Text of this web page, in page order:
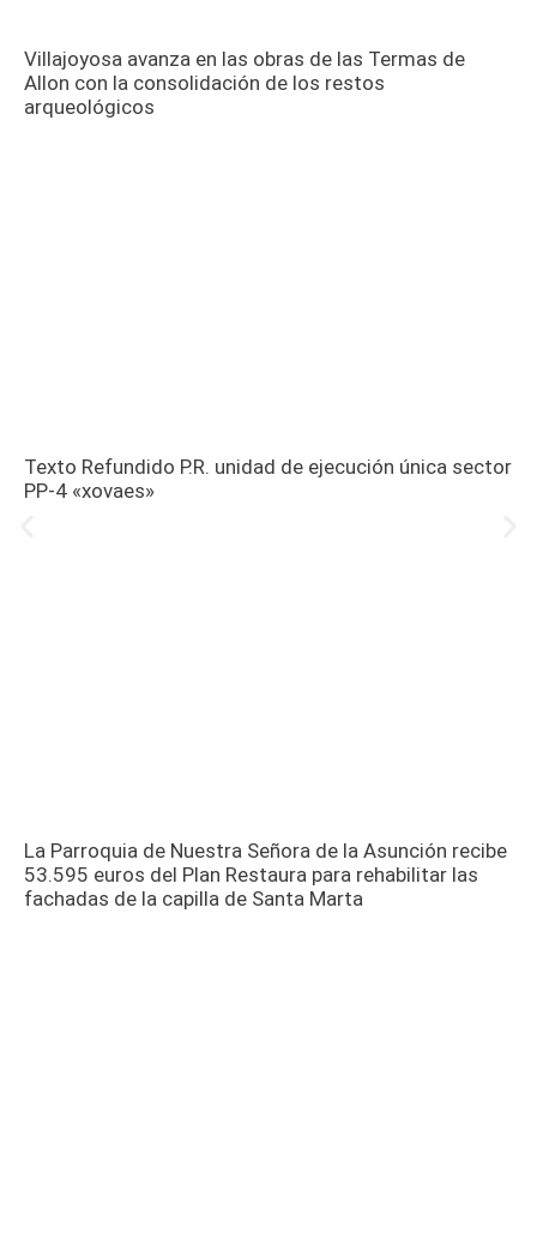
Villajoyosa avanza en las obras de las Termas de
Allon con la consolidación de los restos
arqueológicos
Texto Refundido P.R. unidad de ejecución única sector
PP-4 «xovaes»
La Parroquia de Nuestra Señora de la Asunción recibe
53.595 euros del Plan Restaura para rehabilitar las
fachadas de la capilla de Santa Marta